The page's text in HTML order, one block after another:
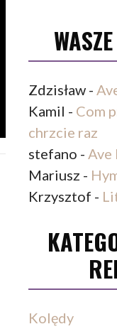
Zdzisław-
Kamil - Com
chrzcie raz
stefano - Ave
Mariusz -
Krzysztof -
Kolędy